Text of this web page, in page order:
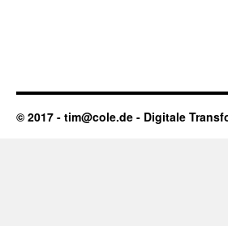
© 2017 - tim@cole.de - Digitale